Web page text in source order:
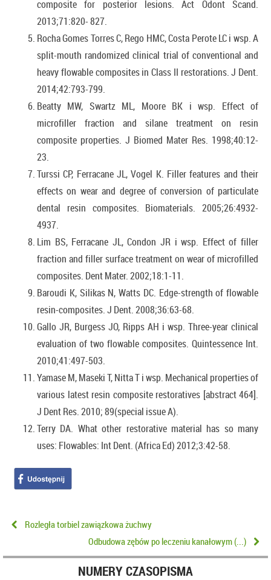
composite for posterior lesions. Act Odont Scand.
2013;71:820- 827.
Rocha Gomes Torres C, Rego HMC, Costa Perote LC i wsp. A
split-mouth randomized clinical trial of conventional and
heavy flowable composites in Class II restorations. J Dent.
2014;42:793-799.
Beatty MW, Swartz ML, Moore BK i wsp. Effect of
microfiller fraction and silane treatment on resin
composite properties. J Biomed Mater Res. 1998;40:12-
23.
Turssi CP, Ferracane JL, Vogel K. Filler features and their
effects on wear and degree of conversion of particulate
dental resin composites. Biomaterials. 2005;26:4932-
4937.
Lim BS, Ferracane JL, Condon JR i wsp. Effect of filler
fraction and filler surface treatment on wear of microfilled
composites. Dent Mater. 2002;18:1-11.
Baroudi K, Silikas N, Watts DC. Edge-strength of flowable
resin-composites. J Dent. 2008;36:63-68.
Gallo JR, Burgess JO, Ripps AH i wsp. Three-year clinical
evaluation of two flowable composites. Quintessence Int.
2010;41:497-503.
Yamase M, Maseki T, Nitta T i wsp. Mechanical properties of
various latest resin composite restoratives [abstract 464].
J Dent Res. 2010; 89(special issue A).
Terry DA. What other restorative material has so many
uses: Flowables: Int Dent. (Africa Ed) 2012;3:42-58.
Rozległa torbiel zawiązkowa żuchwy
Odbudowa zębów po leczeniu kanałowym (...)
NUMERY CZASOPISMA